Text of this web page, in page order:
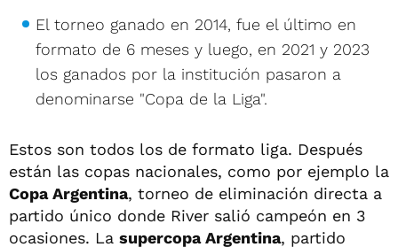
El torneo ganado en 2014, fue el último en
formato de 6 meses y luego, en 2021 y 2023
los ganados por la institución pasaron a
denominarse "Copa de la Liga".
Estos son todos los de formato liga. Después
están las copas nacionales, como por ejemplo la
Copa Argentina, torneo de eliminación directa a
partido único donde River salió campeón en 3
ocasiones. La supercopa Argentina, partido